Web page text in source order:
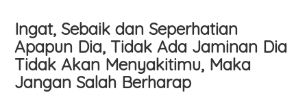
Ingat, Sebaik dan Seperhatian
Apapun Dia, Tidak Ada Jaminan Dia
Tidak Akan Menyakitimu, Maka
Jangan Salah Berharap